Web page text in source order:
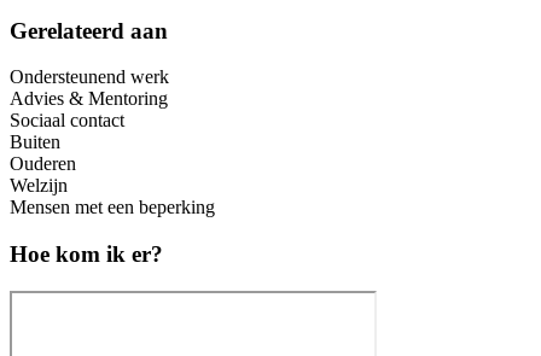
Gerelateerd aan
Ondersteunend werk
Advies & Mentoring
Sociaal contact
Buiten
Ouderen
Welzijn
Mensen met een beperking
Hoe kom ik er?